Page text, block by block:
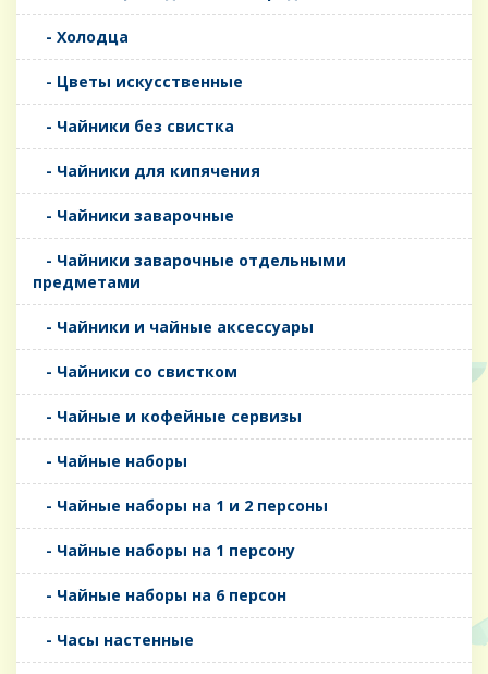
- Холодца
- Цветы искусственные
- Чайники без свистка
- Чайники для кипячения
- Чайники заварочные
- Чайники заварочные отдельными
предметами
- Чайники и чайные аксессуары
- Чайники со свистком
- Чайные и кофейные сервизы
- Чайные наборы
- Чайные наборы на 1 и 2 персоны
- Чайные наборы на 1 персону
- Чайные наборы на 6 персон
- Часы настенные